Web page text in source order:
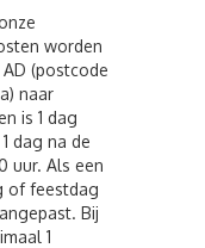
worden
(postcode
naar
is 1 dag
dag na de
uur. Als een
of feestdag
Bij
1